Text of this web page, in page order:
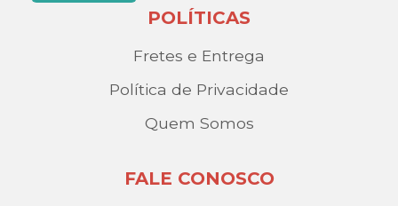
POLÍTICAS
Fretes e Entrega
Política de Privacidade
Quem Somos
FALE CONOSCO